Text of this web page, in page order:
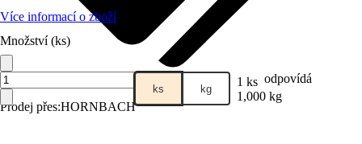
Prodej přes:HORNBACH
Více informací o zboží
Množství (ks)
ks kg 1 ks odpovídá
1,000 kg